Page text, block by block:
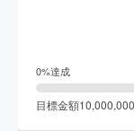
0%達成
目標金額10,000,000